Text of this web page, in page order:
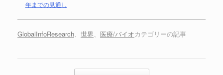
年までの見通し
GlobalInfoResearch、 世界、 医療/バイオカテゴリーの記事